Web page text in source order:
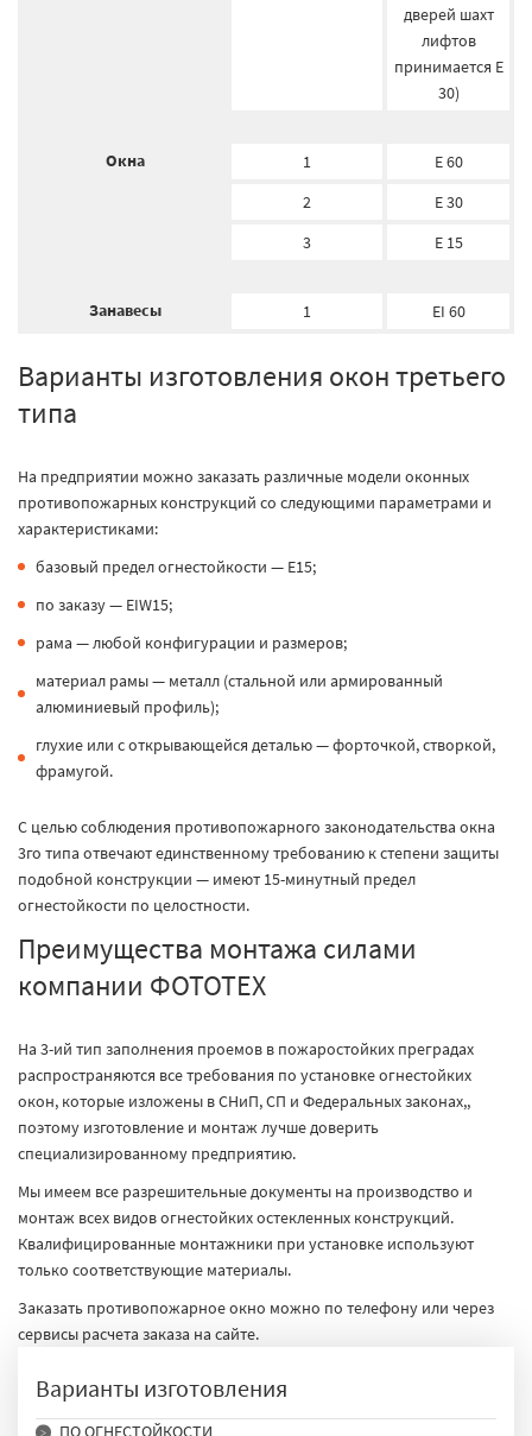
дверей шахт
лифтов
принимается E
30)
Окна 1
E 60
2
E 30
3
E 15
Занавесы 1 EI 60
Варианты изготовления окон третьего
типа
На предприятии можно заказать различные модели оконных
противопожарных конструкций со следующими параметрами и
характеристиками:
базовый предел огнестойкости — E15;
по заказу — EIW15;
рама — любой конфигурации и размеров;
материал рамы — металл (стальной или армированный
алюминиевый профиль);
глухие или с открывающейся деталью — форточкой, створкой,
фрамугой.
С целью соблюдения противопожарного законодательства окна
3го типа отвечают единственному требованию к степени защиты
подобной конструкции — имеют 15-минутный предел
огнестойкости по целостности.
Преимущества монтажа силами
компании ФОТОТЕХ
На 3-ий тип заполнения проемов в пожаростойких преградах
распространяются все требования по установке огнестойких
окон, которые изложены в СНиП, СП и Федеральных законах,,
поэтому изготовление и монтаж лучше доверить
специализированному предприятию.
Мы имеем все разрешительные документы на производство и
монтаж всех видов огнестойких остекленных конструкций.
Квалифицированные монтажники при установке используют
только соответствующие материалы.
Заказать противопожарное окно можно по телефону или через
сервисы расчета заказа на сайте.
Варианты изготовления
ПО ОГНЕСТОЙКОСТИ